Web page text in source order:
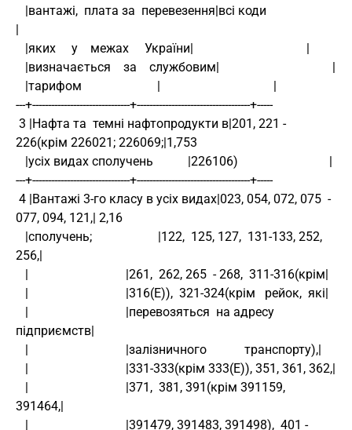
|
   |яких     у    межах     України|                                    |
   |визначається    за    службовим|                                    |
   |тарифом                        |                                    |
---+-------------------------------+------------------------------------+-----
226(крім 226021; 226069;|1,753
   |усіх видах сполучень           |226106)                             |
---+-------------------------------+------------------------------------+-----
077, 094, 121,| 2,16
256,|
   |                               |261,  262, 265  - 268,  311-316(крім|
   |                               |316(Е)),  321-324(крім   рейок,  які|
підприємств|
   |                               |залізничного            транспорту),|
   |                               |331-333(крім 333(Е)), 351, 361, 362,|
391464,|